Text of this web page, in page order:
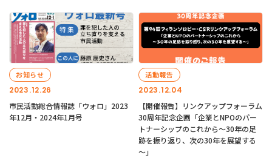
2023.12.26
お知らせ
市民活動総合情報誌「ウォロ」2023
年12月・2024年1月号
2023.12.04
活動報告
【開催報告】リンクアップフォーラム
30周年記念企画「企業とNPOのパー
トナーシップのこれから～30年の足
跡を振り返り、次の30年を展望する
～」